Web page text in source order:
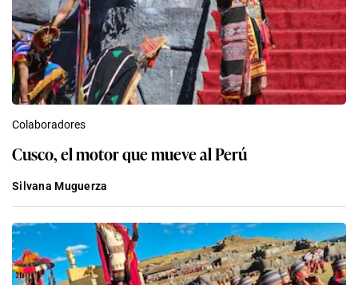
Colaboradores
Cusco, el motor que mueve al Perú
Silvana Muguerza